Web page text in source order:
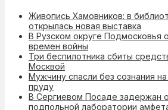
Живопись Хамовников: в
открылась новая выставка
В Рузском округе Подмосковья
времен войны
Три беспилотника сбиты
Москвой
Мужчину спасли без сознания
пруду
В Сергиевом Посаде задержан
подпольной лаборатории